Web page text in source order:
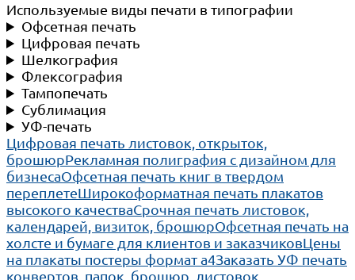
Используемые виды печати в типографии
Офсетная печать
Цифровая печать
Шелкография
Флексография
Тампопечать
Сублимация
УФ-печать
Цифровая печать листовок, открыток,
брошюрРекламная полиграфия с дизайном для
бизнесаОфсетная печать книг в твердом
переплетеШирокоформатная печать плакатов
высокого качестваСрочная печать листовок,
календарей, визиток, брошюрОфсетная печать на
холсте и бумаге для клиентов и заказчиковЦены
на плакаты постеры формат а4Заказать УФ печать
конвертов, папок, брошюр, листовок,